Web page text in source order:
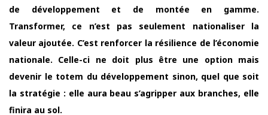
de développement et de montée en gamme.
Transformer, ce n’est pas seulement nationaliser la
valeur ajoutée. C’est renforcer la résilience de l’économie
nationale. Celle-ci ne doit plus être une option mais
devenir le totem du développement sinon, quel que soit
la stratégie : elle aura beau s’agripper aux branches, elle
finira au sol.